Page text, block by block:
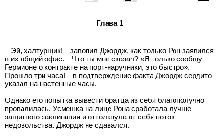
Глава 1
– Эй, халтурщик! – завопил Джордж, как только Рон заявился
в их общий офис. – Что ты мне сказал? «Я только сообщу
Гермионе о контракте на порт-наручники, это быстро».
Прошло три часа! – в подтверждение факта Джордж сердито
указал на настенные часы.
Однако его попытка вывести братца из себя благополучно
провалилась. Усмешка на лице Рона сработала лучше
защитного заклинания и оттолкнула от себя поток
недовольства. Джордж не сдавался.